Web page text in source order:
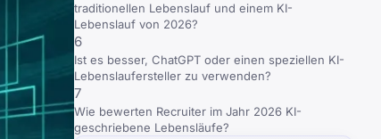
traditionellen Lebenslauf und einem KI-
Lebenslauf von 2026?
6
Ist es besser, ChatGPT oder einen speziellen KI-
Lebenslaufersteller zu verwenden?
7
Wie bewerten Recruiter im Jahr 2026 KI-
geschriebene Lebensläufe?